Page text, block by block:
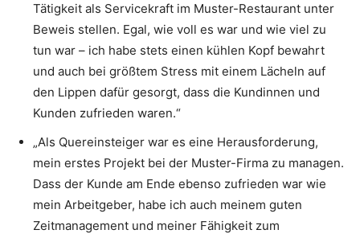
Tätigkeit als Servicekraft im Muster-Restaurant unter
Beweis stellen. Egal, wie voll es war und wie viel zu
tun war – ich habe stets einen kühlen Kopf bewahrt
und auch bei größtem Stress mit einem Lächeln auf
den Lippen dafür gesorgt, dass die Kundinnen und
Kunden zufrieden waren.“
„Als Quereinsteiger war es eine Herausforderung,
mein erstes Projekt bei der Muster-Firma zu managen.
Dass der Kunde am Ende ebenso zufrieden war wie
mein Arbeitgeber, habe ich auch meinem guten
Zeitmanagement und meiner Fähigkeit zum